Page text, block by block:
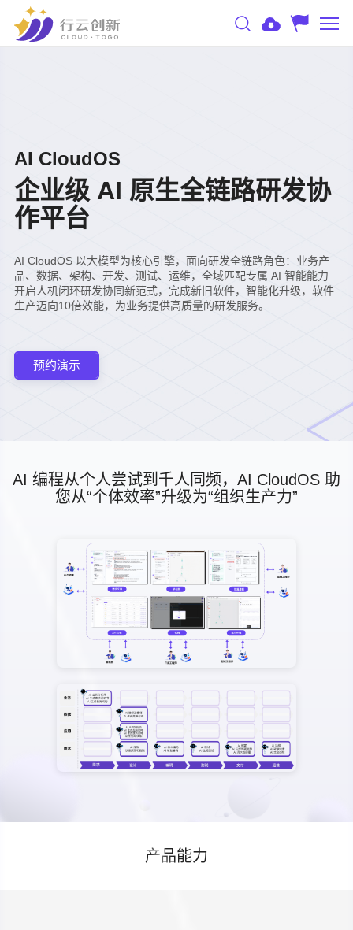
AI CloudOS
企业级 AI 原生全链路研发协
作平台
AI CloudOS 以大模型为核心引擎，面向研发全链路角色：业务产
品、数据、架构、开发、测试、运维，全域匹配专属 AI 智能能力
开启人机闭环研发协同新范式，完成新旧软件，智能化升级，软件
生产迈向10倍效能，为业务提供高质量的研发服务。
预约演示
AI 编程从个人尝试到千人同频，AI CloudOS 助
您从“个体效率”升级为“组织生产力”
产品能力